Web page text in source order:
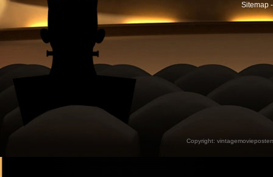
Sitemap
Copyright: